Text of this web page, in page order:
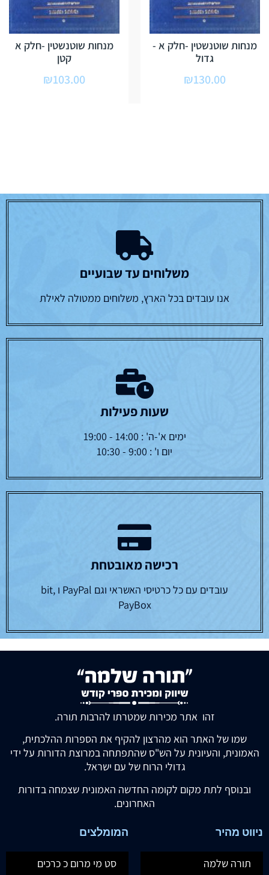
מנחות שוטנשטין -חלק א -
גדול
₪130.00
מנחות שוטנשטין -חלק א
קטן
₪103.00
משלוחים עד שבועיים
אנו עובדים בכל הארץ, משלוחים ממטולה לאילת
שעות פעילות
ימים א'-ה' : 14:00 - 19:00
יום ו' : 9:00 - 10:30
רכישה מאובטחת
עובדים עם כל כרטיסי האשראי וגם PayPal ו bit,
PayBox
זהו אתר מכירות שמטרתו להרבות תורה.
שמו של האתר הוא מהרצון להקיף את הספרות ההלכתית,
האמונית, והעיונית על הש"ס שהתפתחה במרוצת הדורות על ידי
גדולי הרוח של עם ישראל.
ובנוסף לתת מקום לקומה החדשה האמונית שצמחה בדורות
האחרונים.
ניווט מהיר
תורה שלמה
המומלצים
סט מי מרום כ כרכים